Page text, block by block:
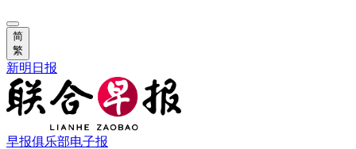
简
繁
新明日报
早报俱乐部电子报